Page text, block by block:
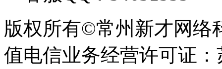
版权所有©常州新才网络
值电信业务经营许可证